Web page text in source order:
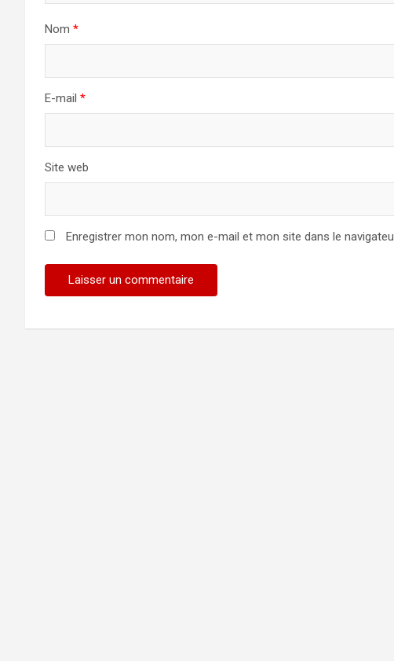
Nom *
E-mail *
Site web
Enregistrer mon nom, mon e-mail et mon site dans le